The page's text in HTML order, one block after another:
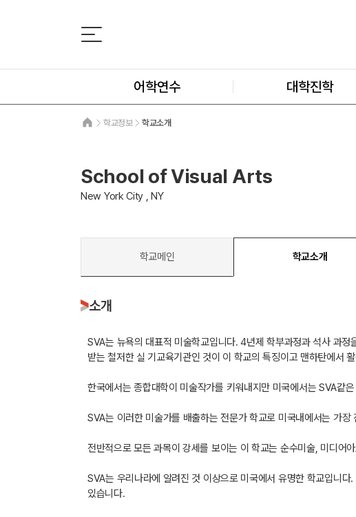
어학연수 대학진학
학교정보 학교소개
School of Visual Arts
New York City , NY
학교메인 학교소개
소개
SVA는 뉴욕의 대표적 미술학교입니다. 4년제 학부과정과 석사 과
받는 철저한 실 기교육기관인 것이 이 학교의 특징이고 맨하탄에서
한국에서는 종합대학이 미술작가를 키워내지만 미국에서는 SVA같
SVA는 이러한 미술가를 배출하는 전문가 학교로 미국내에서는 가
전반적으로 모든 과목이 강세를 보이는 이 학교는 순수미술, 미디어
SVA는 우리나라에 알려진 것 이상으로 미국에서 유명한 학교입니
있습니다.